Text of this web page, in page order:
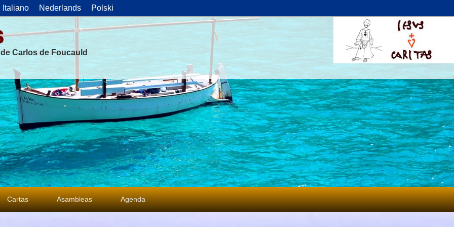
Italiano Nederlands Polski
Carlos de Foucauld
Cartas Asambleas Agenda